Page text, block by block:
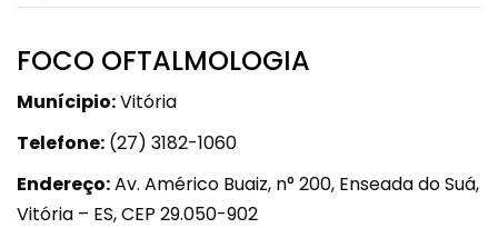
FOCO OFTALMOLOGIA
Munícipio:Vitória
Telefone: (27) 3182-1060
Endereço:Av. Américo Buaiz, n° 200, Enseada do Suá,
Vitória – ES, CEP 29.050-902